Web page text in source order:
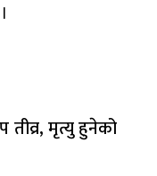
तीव्र, मृत्यु हुनेको